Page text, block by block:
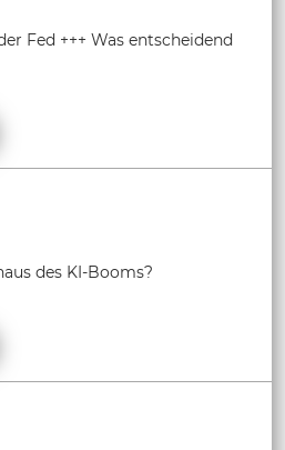
Fed +++ Was entscheidend
des KI-Booms?